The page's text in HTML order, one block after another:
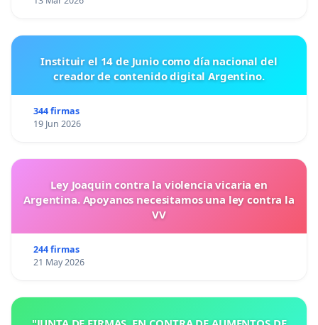
Instituir el 14 de Junio como día nacional del
creador de contenido digital Argentino.
344 firmas
19 Jun 2026
Ley Joaquin contra la violencia vicaria en
Argentina. Apoyanos necesitamos una ley contra la
VV
244 firmas
21 May 2026